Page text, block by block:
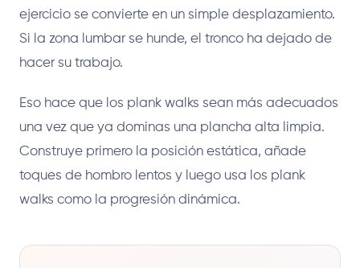
ejercicio se convierte en un simple desplazamiento.
Si la zona lumbar se hunde, el tronco ha dejado de
hacer su trabajo.
Eso hace que los plank walks sean más adecuados
una vez que ya dominas una plancha alta limpia.
Construye primero la posición estática, añade
toques de hombro lentos y luego usa los plank
walks como la progresión dinámica.